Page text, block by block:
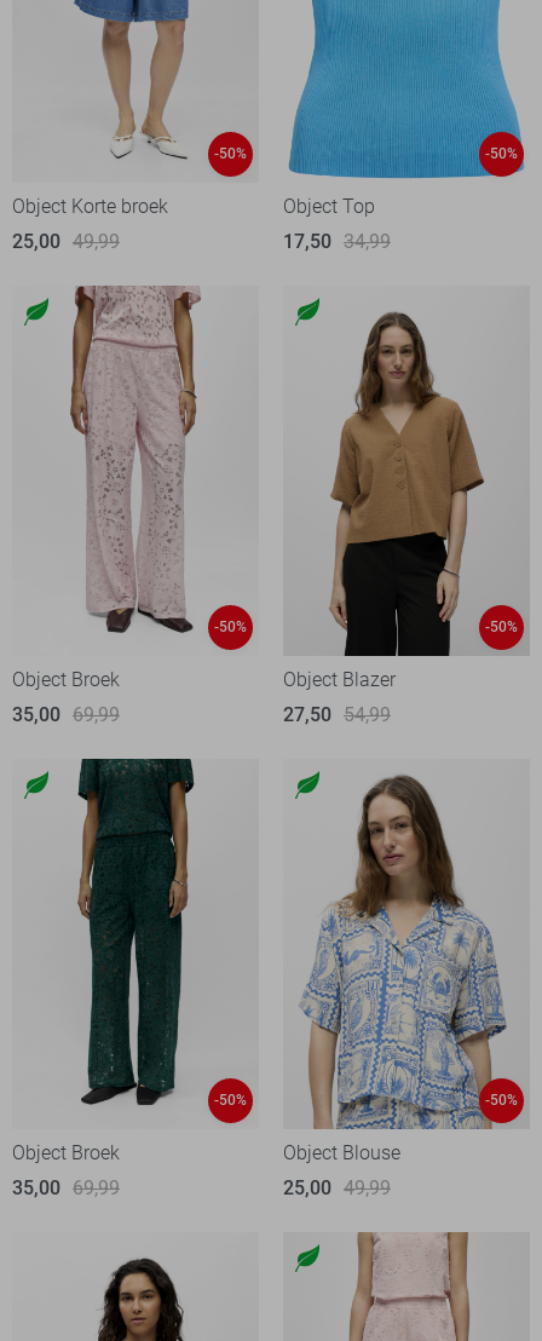
-50%
Object Korte broek
25,00 49,99
-50%
Object Top
17,50 34,99
-50%
Object Broek
35,00 69,99
-50%
Object Blazer
27,50 54,99
-50%
Object Broek
35,00 69,99
-50%
Object Blouse
25,00 49,99